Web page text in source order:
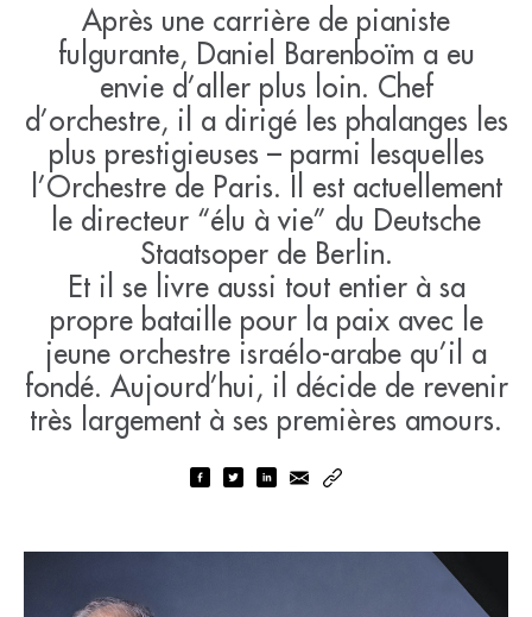
Après une carrière de pianiste
fulgurante, Daniel Barenboïm a eu
envie d’aller plus loin. Chef
d’orchestre, il a dirigé les phalanges les
plus prestigieuses – parmi lesquelles
l’Orchestre de Paris. Il est actuellement
le directeur “élu à vie” du Deutsche
Staatsoper de Berlin.
Et il se livre aussi tout entier à sa
propre bataille pour la paix avec le
jeune orchestre israélo-arabe qu’il a
fondé. Aujourd’hui, il décide de revenir
très largement à ses premières amours.